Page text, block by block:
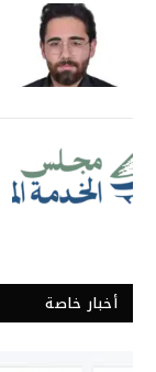
أخبار خاصة